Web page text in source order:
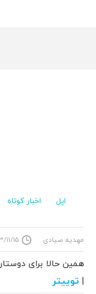
اپل اخبار کوتاه
مهدیه صیادی ۱۴۰۳/۱۱/۱۵
همین حالا برای
| توییتر